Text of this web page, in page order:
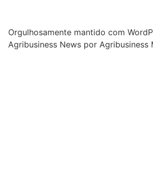
Orgulhosamente mantido com
Agribusiness News por Agribusiness